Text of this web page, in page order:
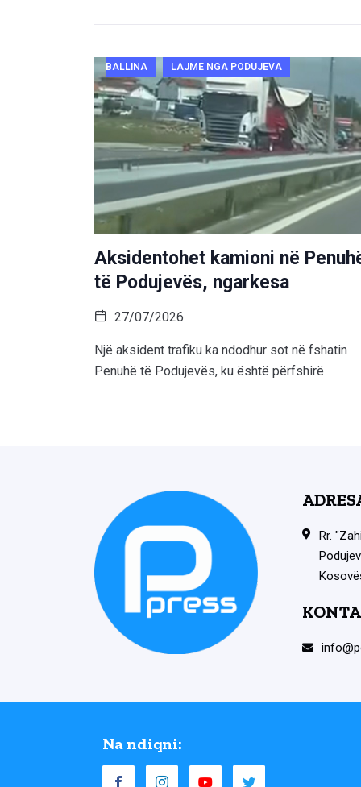
BALLINA LAJME NGA PODUJEVA
Aksidentohet kamioni në
të Podujevës, ngarkesa
27/07/2026
Një aksident trafiku ka ndodhur sot në fshatin
Penuhë të Podujevës, ku është përfshirë
Rr.
Na ndiqni: